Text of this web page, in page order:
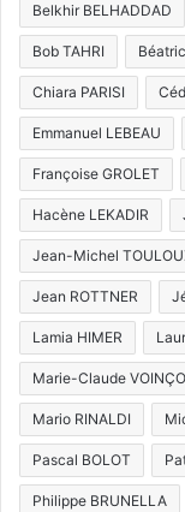
Belkhir BELHADDAD
Bob TAHRI
Chiara PARISI
Emmanuel LEBEAU
Françoise GROLET
Hacène LEKADIR
Jean-Michel
Jean ROTTNER
Lamia HIMER
Marie-Claude
Mario RINALDI
Pascal BOLOT
Philippe BRUNELLA